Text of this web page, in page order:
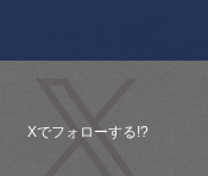
Xでフォローする!?